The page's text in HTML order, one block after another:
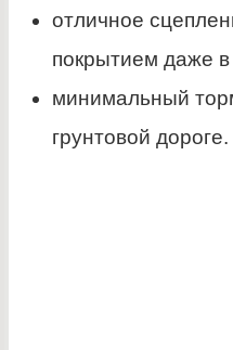
отличное
покрытием даже
минимальный
грунтовой дороге.